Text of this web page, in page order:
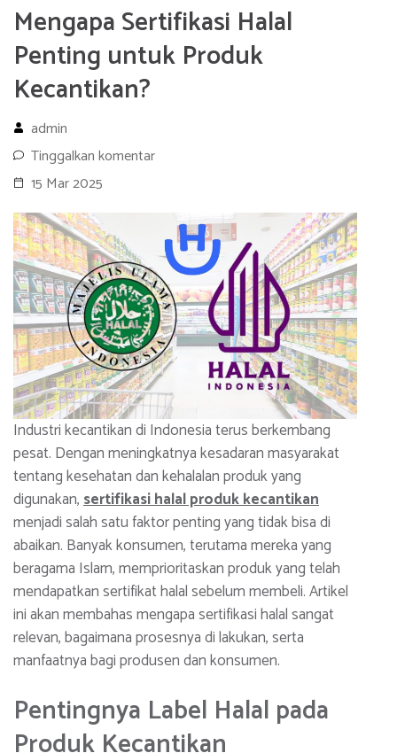
Mengapa Sertifikasi Halal
Penting untuk Produk
Kecantikan?
admin
Tinggalkan komentar
15 Mar 2025
Industri kecantikan di Indonesia terus berkembang
pesat. Dengan meningkatnya kesadaran masyarakat
tentang kesehatan dan kehalalan produk yang
digunakan,sertifikasi halal produk kecantikan
menjadi salah satu faktor penting yang tidak bisa di
abaikan. Banyak konsumen, terutama mereka yang
beragama Islam, memprioritaskan produk yang telah
mendapatkan sertifikat halal sebelum membeli. Artikel
ini akan membahas mengapa sertifikasi halal sangat
relevan, bagaimana prosesnya di lakukan, serta
manfaatnya bagi produsen dan konsumen.
Pentingnya Label Halal pada